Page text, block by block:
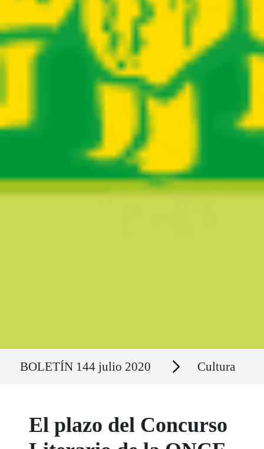
BOLETÍN 144 julio 2020 Secciones Cultura
El plazo del Concurso